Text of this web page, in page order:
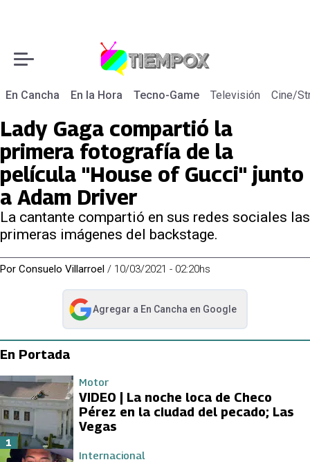
En Cancha En la Hora Tecno-Game Televisión Cine/
Lady Gaga compartió la
primera fotografía de la
película "House of Gucci" junto
a Adam Driver
La cantante compartió en sus redes sociales las
primeras imágenes del backstage.
Por Consuelo Villarroel / 10/03/2021 - 02:20hs
Agregar a En Cancha en Google
abre en nueva pestaña
En Portada
Motor
VIDEO | La noche loca de Checo
Pérez en la ciudad del pecado; Las
Vegas
1
Internacional